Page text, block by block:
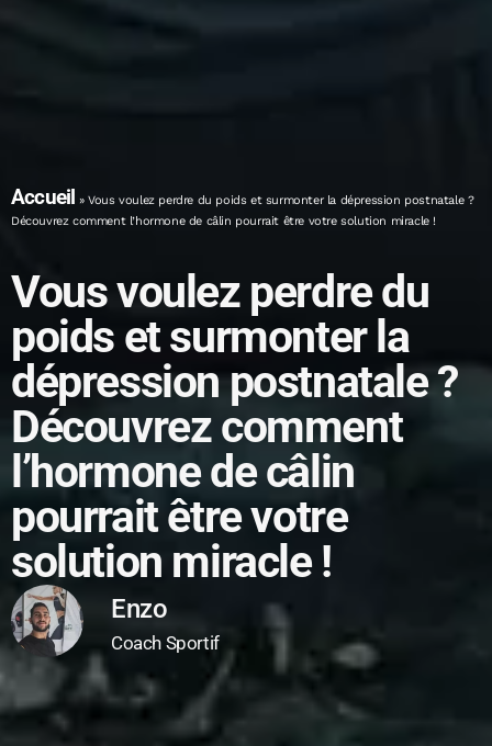
Accueil »Vous voulez perdre du poids et surmonter la dépression postnatale ?
Découvrez comment l’hormone de câlin pourrait être votre solution miracle !
Vous voulez perdre du
poids et surmonter la
dépression postnatale ?
Découvrez comment
l’hormone de câlin
pourrait être votre
solution miracle !
Enzo
Coach Sportif